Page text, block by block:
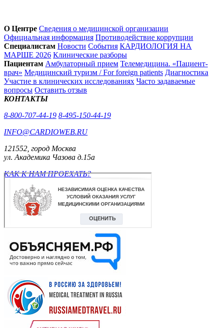
О Центре Сведения о медицинской организации
Официальная информация Противодействие коррупции
Специалистам Новости События КАРДИОЛОГИЯ НА
МАРШЕ 2026 Клинические разборы
Пациентам Амбулаторный прием Телемедицина. «Пациент-
врач» Медицинский туризм / For foreign patients Диагностика
Участие в клинических исследованиях Часто задаваемые
вопросы Оставить отзыв
КОНТАКТЫ
8-800-707-44-19 8-495-150-44-19
INFO@CARDIOWEB.RU
121552, город Москва
ул. Академика Чазова д.15а
КАК К НАМ ПРОЕХАТЬ?